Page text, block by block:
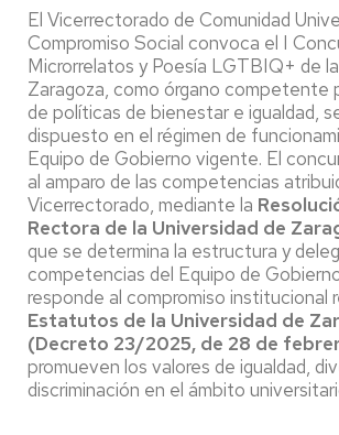
El Vicerrectorado de Comunidad
Compromiso Social convoca el I
Microrrelatos y Poesía LGTBIQ+ de
Zaragoza, como órgano competente
de políticas de bienestar e igualdad,
dispuesto en el régimen de
Equipo de Gobierno vigente. El
al amparo de las competencias
Vicerrectorado, mediante la
Rectora de la Universidad de
que se determina la estructura y
competencias del Equipo de
responde al compromiso institucional
Estatutos de la Universidad de
(Decreto 23/2025, de 28 de
promueven los valores de igualdad,
discriminación en el ámbito